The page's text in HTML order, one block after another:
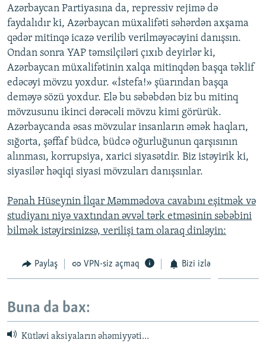
Azərbaycan Partiyasına da, repressiv rejimə də
faydalıdır ki, Azərbaycan müxalifəti səhərdən axşama
qədər mitinqə icazə verilib verilməyəcəyini danışsın.
Ondan sonra YAP təmsilçiləri çıxıb deyirlər ki,
Azərbaycan müxalifətinin xalqa mitinqdən başqa təklif
edəcəyi mövzu yoxdur. «İstefa!» şüarından başqa
deməyə sözü yoxdur. Elə bu səbəbdən biz bu mitinq
mövzusunu ikinci dərəcəli mövzu kimi görürük.
Azərbaycanda əsas mövzular insanların əmək haqları,
sığorta, şəffaf büdcə, büdcə oğurluğunun qarşısının
alınması, korrupsiya, xarici siyasətdir. Biz istəyirik ki,
siyasilər həqiqi siyasi mövzuları danışsınlar.
Pənah Hüseynin İlqar Məmmədova cavabını eşitmək və
studiyanı niyə vaxtından əvvəl tərk etməsinin səbəbini
bilmək istəyirsinizsə, verilişi tam olaraq dinləyin:
Paylaş VPN-siz açmaq Bizi izlə
Buna da bax:
Kütləvi aksiyaların əhəmiyyəti…